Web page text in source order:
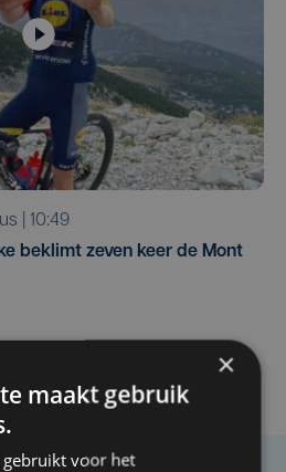
| 10:49
beklimt zeven keer de Mont
×
maakt gebruik
voor het